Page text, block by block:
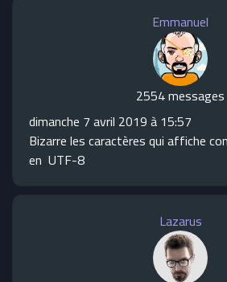
Emmanuel
2554 messages
dimanche 7 avril 2019 à 15:57
Bizarre les caractères qui affiche
en UTF-8
Lazarus